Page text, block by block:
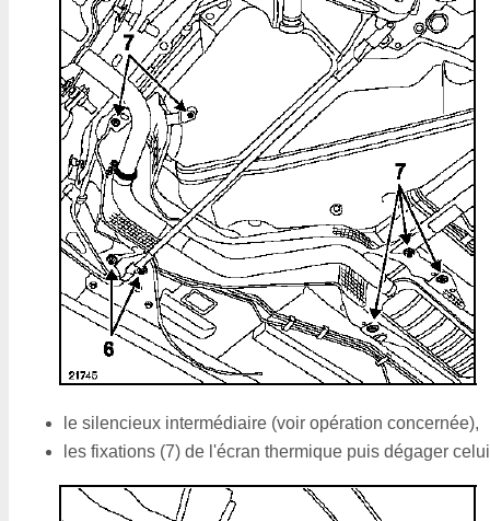
le silencieux intermédiaire (voir opération concernée),
les fixations (7) de l'écran thermique puis dégager